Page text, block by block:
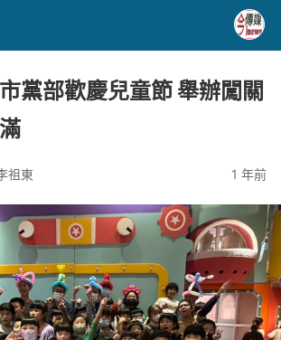
黨部歡慶兒童節 舉辦闖關
祖東 1 年前